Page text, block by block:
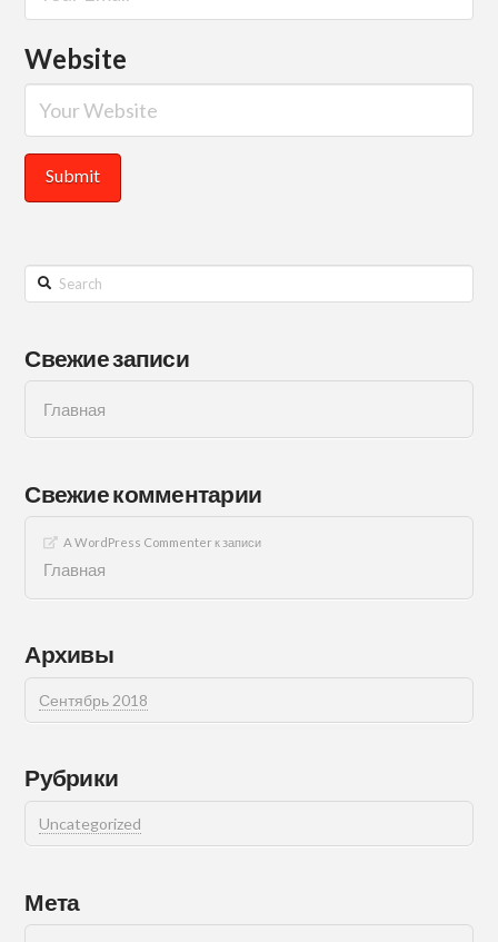
Website
Search
Свежие записи
Главная
Свежие комментарии
A WordPress Commenterк записи
Главная
Архивы
Сентябрь 2018
Рубрики
Uncategorized
Мета